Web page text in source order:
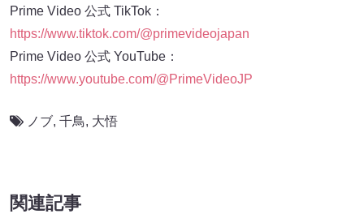
Prime Video 公式 TikTok：
https://www.tiktok.com/@primevideojapan
Prime Video 公式 YouTube：
https://www.youtube.com/@PrimeVideoJP
ノブ, 千鳥, 大悟
関連記事